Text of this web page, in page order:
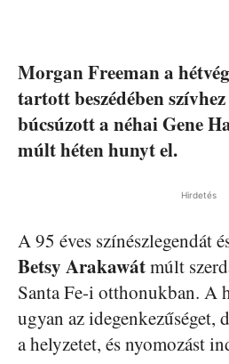
Morgan Freeman a
tartott beszédében
búcsúzott a néhai Gene
múlt héten hunyt el.
Hirdetés
A 95 éves színészlegendát
Betsy Arakawátmúlt
Santa Fe-i otthonukban. A
ugyan az idegenkezűséget,
a helyzetet, és nyomozást